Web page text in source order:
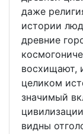
даже
истории
древние
восхищают,
целиком
значимый
видны